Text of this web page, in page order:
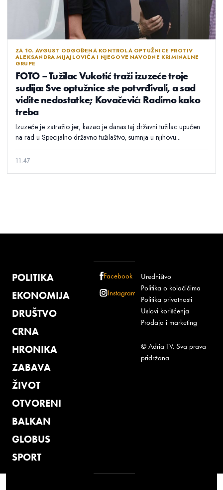
ZA 10. AVGUST ODGOĐENA KONTROLA OPTUŽNICE PROTIV
ALEKSANDRA MIJAJLOVIĆA I NJEGOVE NAVODNE KRIMINALNE
GRUPE
FOTO – Tužilac Vukotić traži izuzeće troje
sudija: Sve optužnice ste potvrđivali, a sad
vidite nedostatke; Kovačević: Radimo kako
treba
Izuzeće je zatražio jer, kazao je danas taj državni tužilac upućen
na rad u Specijalno državno tužilaštvo, sumnja u njihovu...
11:47
POLITIKA
EKONOMIJA
DRUŠTVO
CRNA
HRONIKA
ZABAVA
ŽIVOT
OTVORENI
BALKAN
GLOBUS
SPORT
Facebook
Instagram
Uredništvo
Politika o kolačićima
Politika privatnosti
Uslovi korišćenja
Prodaja i marketing
© Adria TV. Sva prava
pridržana